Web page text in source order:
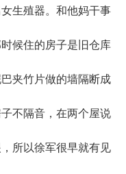
生殖器。和他妈干事
候住的房子是旧仓库
夹竹片做的墙隔断成
不隔音，在两个屋说
所以徐军很早就有见